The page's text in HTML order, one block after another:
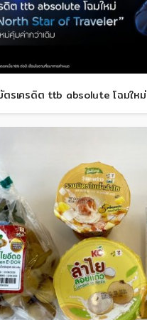
ตรเครดิต ttb absolute โฉมใหม่